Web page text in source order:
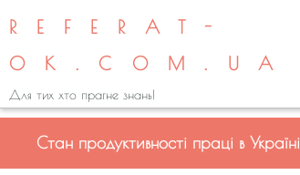
REFERAT-
OK.COM.UA
Для тих хто прагне знань!
Стан продуктивності праці в Україні